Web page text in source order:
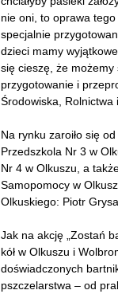
nie oni, to oprawa
specjalnie
dzieci mamy
się cieszę, że możemy
przygotowanie i
Środowiska, Rolnictwa
Na rynku zaroiło się
Przedszkola Nr 3 w
Nr 4 w Olkuszu, a
Samopomocy w
Olkuskiego: Piotr
Jak na akcję „Zostań
kół w Olkuszu i
doświadczonych
pszczelarstwa – od